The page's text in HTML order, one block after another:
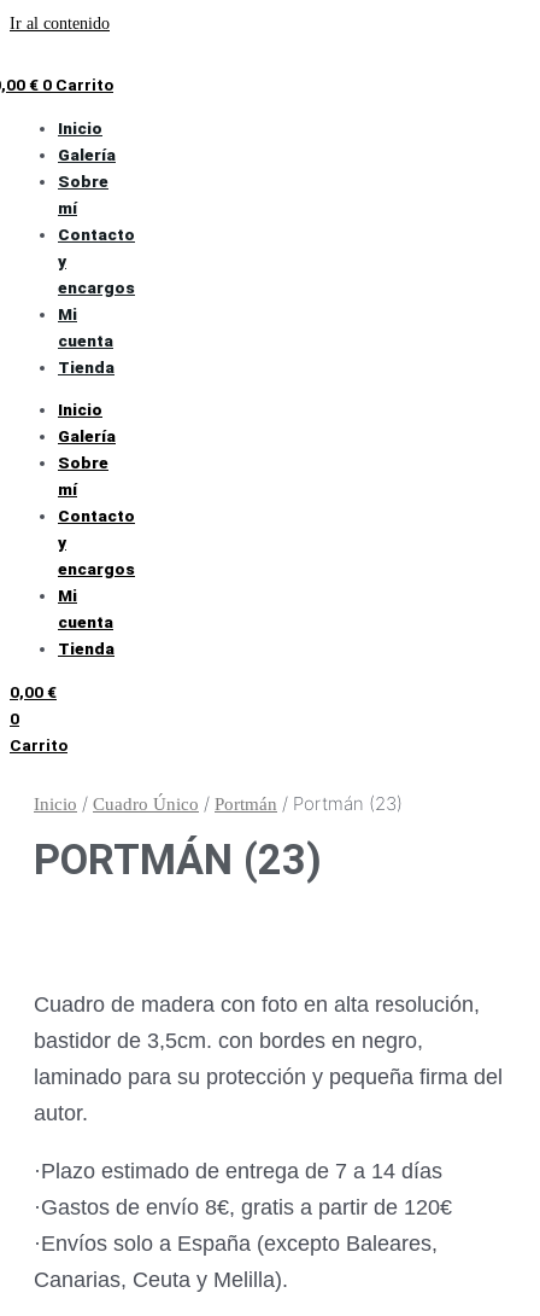
Ir al contenido
€ 0 Carrito
Inicio
Galería
Sobre
mí
Contacto
y
encargos
Mi
cuenta
Tienda
Inicio
Galería
Sobre
mí
Contacto
y
encargos
Mi
cuenta
Tienda
0,00€
0
Carrito
Inicio / Cuadro Único / Portmán / Portmán (23)
PORTMÁN (23)
Cuadro de madera con foto en alta resolución,
bastidor de 3,5cm. con bordes en negro,
laminado para su protección y pequeña firma del
autor.
·Plazo estimado de entrega de 7 a 14 días
·Gastos de envío 8€, gratis a partir de 120€
·Envíos solo a España (excepto Baleares,
Canarias, Ceuta y Melilla).